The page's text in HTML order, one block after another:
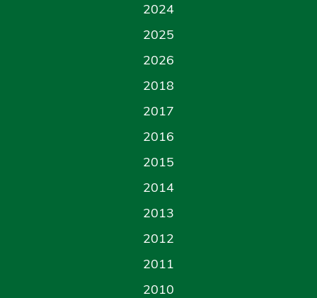
2024
2025
2026
2018
2017
2016
2015
2014
2013
2012
2011
2010